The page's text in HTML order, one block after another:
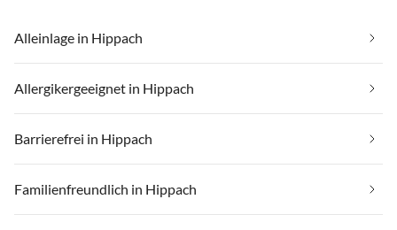
Alleinlage in Hippach
Allergikergeeignet in Hippach
Barrierefrei in Hippach
Familienfreundlich in Hippach